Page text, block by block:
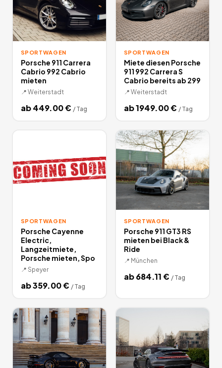
SPORTWAGEN
Porsche 911 Carrera
Cabrio 992 Cabrio
mieten
📍 Weiterstadt
ab449.00€ / Tag
SPORTWAGEN
Miete diesen Porsche
911 992 Carrera S
Cabrio bereits ab 299
📍 Weiterstadt
ab1949.00€ / Tag
SPORTWAGEN
Porsche Cayenne
Electric,
Langzeitmiete,
Porsche mieten, Spo
📍 Speyer
ab359.00€ / Tag
SPORTWAGEN
Porsche 911 GT3 RS
mieten bei Black &
Ride
📍 München
ab684.11€ / Tag